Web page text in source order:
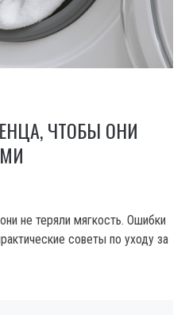
ЧТОБЫ ОНИ
не теряли мягкость. Ошибки
советы по уходу за